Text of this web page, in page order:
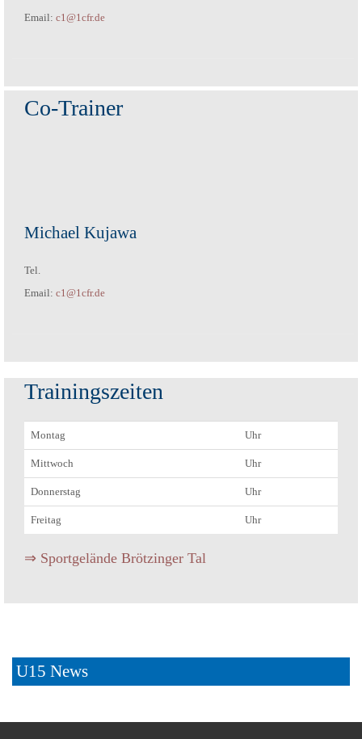
Email: c1@1cfr.de
Co-Trainer
Michael Kujawa
Tel.
Email: c1@1cfr.de
Trainingszeiten
Montag Uhr
Mittwoch Uhr
Donnerstag Uhr
Freitag Uhr
⇒ Sportgelände Brötzinger Tal
U15 News